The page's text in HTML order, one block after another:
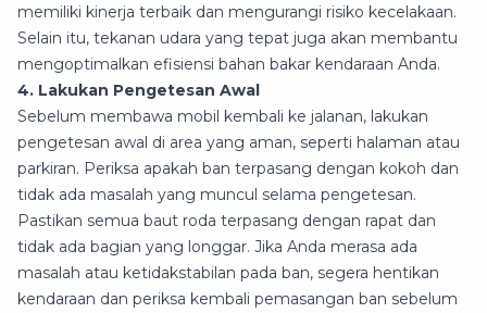
memiliki kinerja terbaik dan mengurangi risiko kecelakaan.
Selain itu, tekanan udara yang tepat juga akan membantu
mengoptimalkan efisiensi bahan bakar kendaraan Anda.
4. Lakukan Pengetesan Awal
Sebelum membawa mobil kembali ke jalanan, lakukan
pengetesan awal di area yang aman, seperti halaman atau
parkiran. Periksa apakah ban terpasang dengan kokoh dan
tidak ada masalah yang muncul selama pengetesan.
Pastikan semua baut roda terpasang dengan rapat dan
tidak ada bagian yang longgar. Jika Anda merasa ada
masalah atau ketidakstabilan pada ban, segera hentikan
kendaraan dan periksa kembali pemasangan ban sebelum